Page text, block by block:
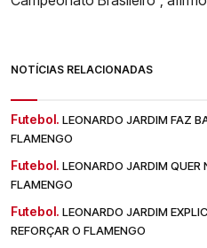
NOTÍCIAS RELACIONADAS
Futebol. LEONARDO JARDIM FAZ
FLAMENGO
Futebol. LEONARDO JARDIM QUER
FLAMENGO
Futebol. LEONARDO JARDIM
REFORÇAR O FLAMENGO